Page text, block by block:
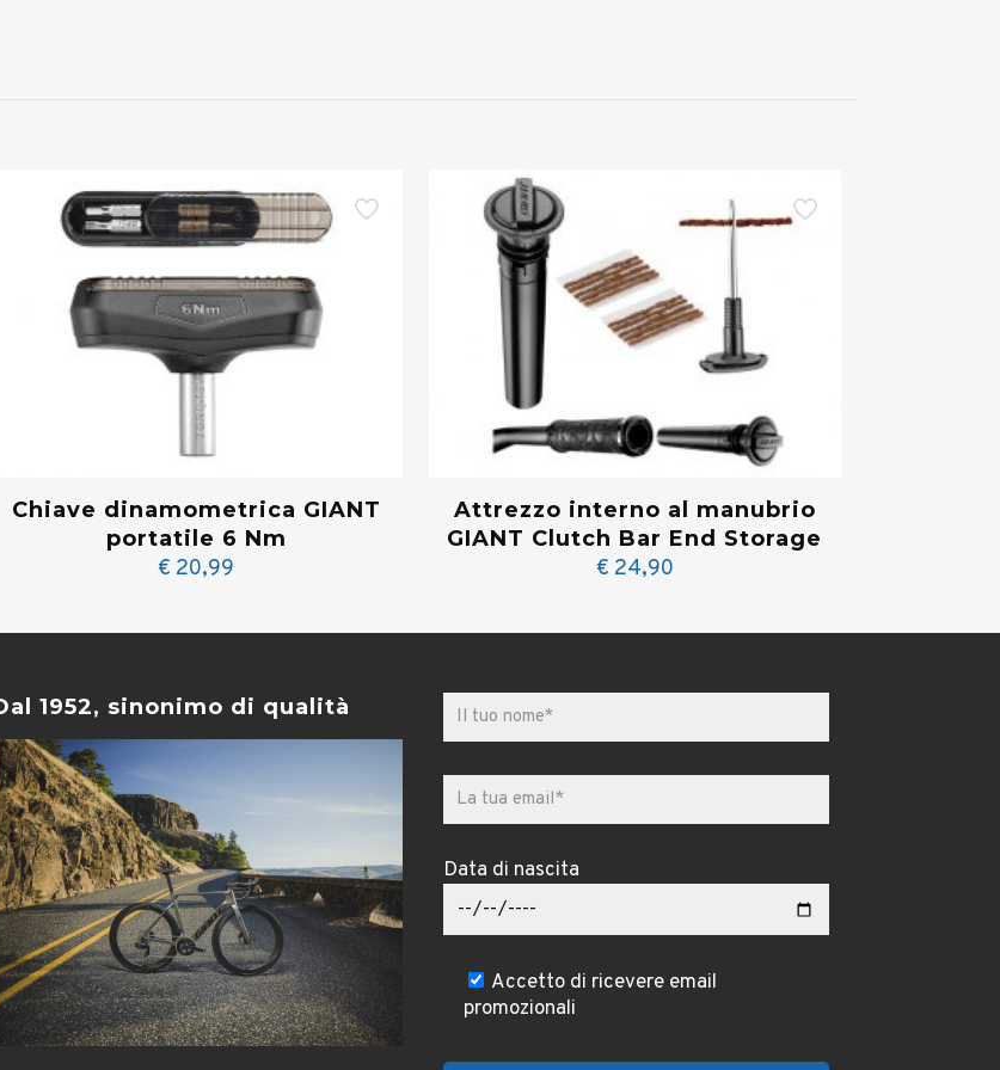
Chiave dinamometrica GIANT
portatile 6 Nm
€ 20,99
Attrezzo interno al manubrio
GIANT Clutch Bar End Storage
€ 24,90
1952, sinonimo di qualità
Data di nascita
Accetto di ricevere email
promozionali